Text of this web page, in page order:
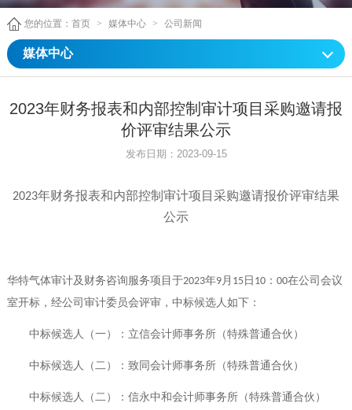
您的位置： 首页 > 媒体中心 > 公司新闻
媒体中心
2023年财务报表和内部控制审计项目采购邀请报
价评审结果公示
发布日期：2023-09-15
2023年财务报表和内部控制审计项目采购邀请报价评审结果
公示
华特气体审计及财务咨询服务项目于2023年9月 15日 10： 00在公司会议
室开标，经公司审计委员会评审，中标候选人如下：
中标候选人（一）：立信会计师事务所（特殊普通合伙）
中标候选人（二）：致同会计师事务所（特殊普通合伙）
中标候选人（二）：信永中和会计师事务所（特殊普通合伙）